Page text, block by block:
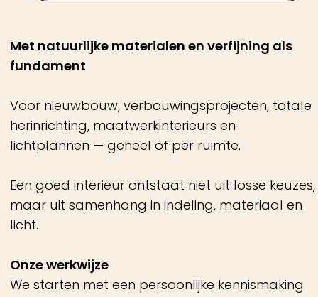
Van daaruit ontwikkelen we een ontwerp
Geen overdaad, maar een heldere lijn in alle
Zodat het niet alleen mooi is, maar ook logisch
Het resultaat
Een interieur dat in balans is.
Rustig, doordacht en zorgvuldig opgebouwd